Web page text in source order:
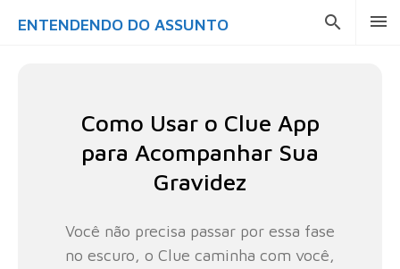
ENTENDENDO DO ASSUNTO
Como Usar o Clue App
para Acompanhar Sua
Gravidez
Você não precisa passar por essa fase
no escuro, o Clue caminha com você,